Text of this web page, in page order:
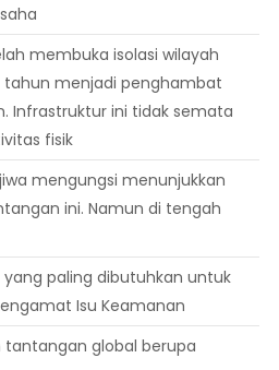
membuka isolasi wilayah
menjadi penghambat
Infrastruktur ini tidak semata
fisik
mengungsi menunjukkan
ini. Namun di tengah
paling dibutuhkan untuk
Isu Keamanan
tantangan global berupa